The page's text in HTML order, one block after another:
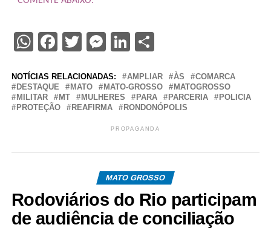
WhatsApp
Facebook
TwitterMessenger
LinkedIn
NOTÍCIAS RELACIONADAS: AMPLIAR ÀS
COMARCA
DESTAQUE
MATO MATO-GROSSO
MATOGROSSO
MILITAR
MT MULHERES PARA PARCERIA
POLICIA
PROTEÇÃO
REAFIRMA RONDONÓPOLIS
PROPAGANDA
MATO GROSSO
Rodoviários do Rio participam
de audiência de conciliação